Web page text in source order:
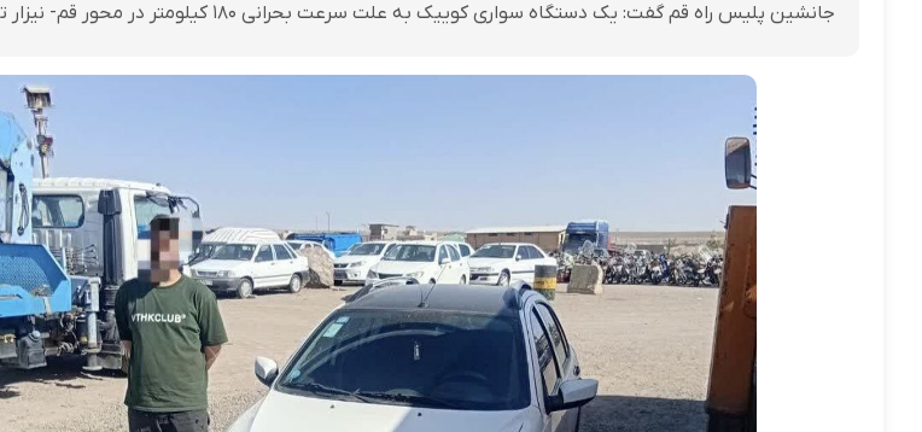
جانشین پلیس راه قم گفت: یک دستگاه سواری کوییک به علت سرعت بحرانی ۱۸۰ کیلومتر در محور قم- نیزار توقیف شد.